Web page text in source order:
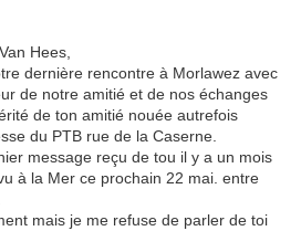
Hees,
dernière rencontre à Morlawez avec
de notre amitié et de nos échanges
de ton amitié nouée autrefois
du PTB rue de la Caserne.
message reçu de tou il y a un mois
à la Mer ce prochain 22 mai. entre
mais je me refuse de parler de toi